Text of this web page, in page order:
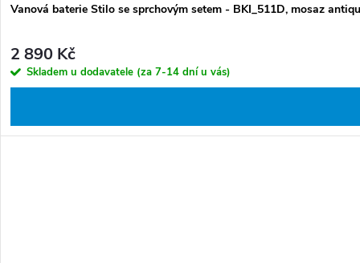
Vanová baterie Stilo se sprchovým setem - BKI_511D, mosaz
2 890 Kč
Skladem u dodavatele (za 7-14 dní u vás)